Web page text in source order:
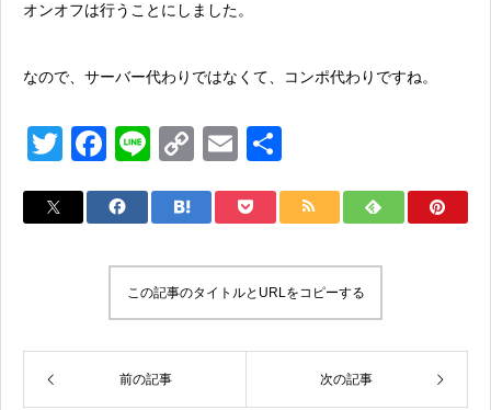
オンオフは行うことにしました。
なので、サーバー代わりではなくて、コンポ代わりですね。
T
tt
F
c
o
o
k
Li
e
C
p
Li
n
k
E
ail
この記事のタイトルとURLをコピーする
前の記事 次の記事